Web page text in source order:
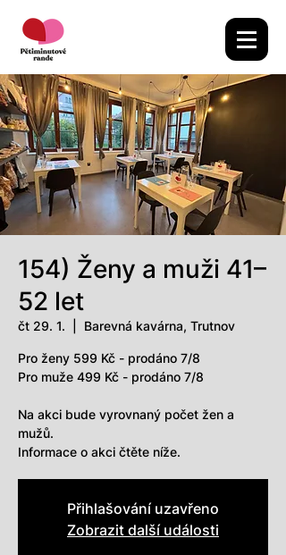
154) Ženy a muži 41–
52 let
čt 29. 1. Barevná kavárna, Trutnov
Pro ženy 599 Kč - prodáno 7/8
Pro muže 499 Kč - prodáno 7/8
Na akci bude vyrovnaný počet žen a
mužů.
Přihlašování uzavřeno
Zobrazit další události